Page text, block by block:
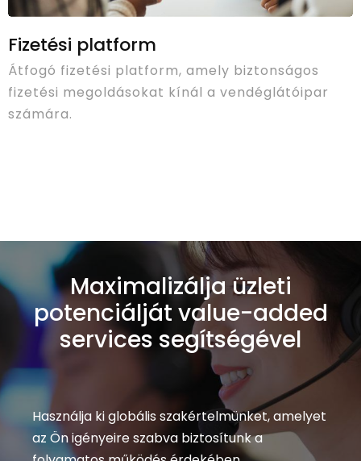
Fizetési platform
Átfogó fizetési platform, amely biztonságos
fizetési megoldásokat kínál a vendéglátóipar
számára.
Maximalizálja üzleti
potenciálját value-added
services segítségével
Használja ki globális szakértelmünket, amelyet
az Ön igényeire szabva biztosítunk a